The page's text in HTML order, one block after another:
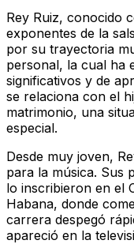
Rey Ruiz, conocido
exponentes de la
por su trayectoria
personal, la cual ha
significativos y de
se relaciona con el
matrimonio, una
especial.
Desde muy joven,
para la música. Sus
lo inscribieron en el
Habana, donde
carrera despegó
apareció en la